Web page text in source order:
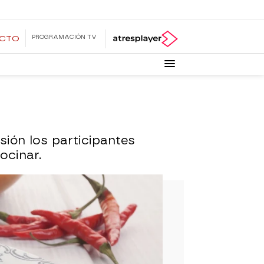
PROGRAMACIÓN TV
los participantes